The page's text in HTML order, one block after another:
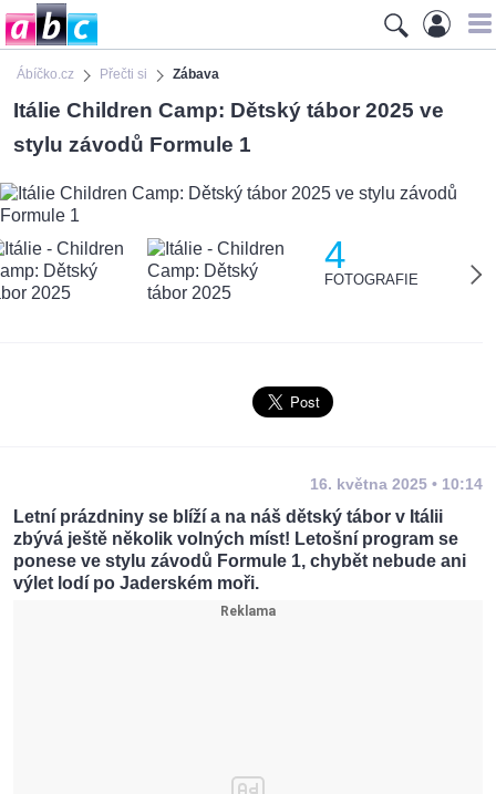
Ábíčko.cz Přečti si Zábava
Itálie Children Camp: Dětský tábor 2025 ve
stylu závodů Formule 1
4
FOTOGRAFIE
16. května 2025 • 10:14
Letní prázdniny se blíží a na náš dětský tábor v Itálii
zbývá ještě několik volných míst! Letošní program se
ponese ve stylu závodů Formule 1, chybět nebude ani
výlet lodí po Jaderském moři.